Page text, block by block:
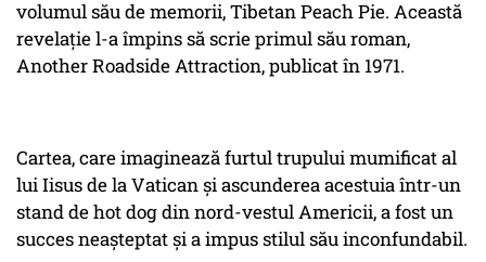
volumul său de memorii, Tibetan Peach Pie. Această
revelație l-a împins să scrie primul său roman,
Another Roadside Attraction, publicat în 1971.
Cartea, care imaginează furtul trupului mumificat al
lui Iisus de la Vatican și ascunderea acestuia într-un
stand de hot dog din nord-vestul Americii, a fost un
succes neașteptat și a impus stilul său inconfundabil.